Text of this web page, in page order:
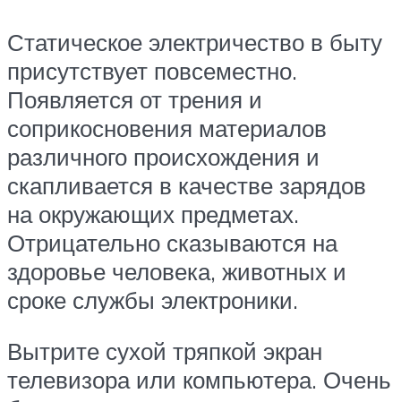
Статическое электричество в быту
присутствует повсеместно.
Появляется от трения и
соприкосновения материалов
различного происхождения и
скапливается в качестве зарядов
на окружающих предметах.
Отрицательно сказываются на
здоровье человека, животных и
сроке службы электроники.
Вытрите сухой тряпкой экран
телевизора или компьютера. Очень